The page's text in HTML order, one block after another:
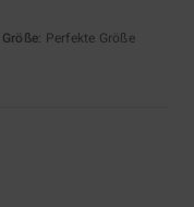
Größe: Perfekte Größe